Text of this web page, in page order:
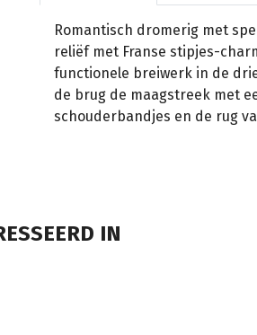
Romantisch dromerig met
reliëf met Franse stipjes-
functionele breiwerk in de
de brug de maagstreek met
schouderbandjes en de rug
IN